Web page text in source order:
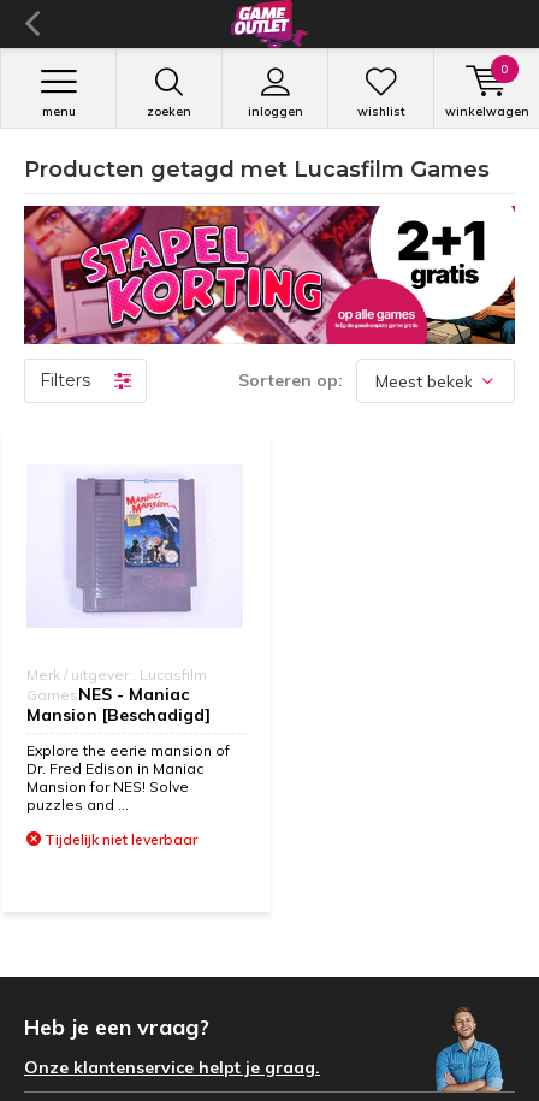
zoeken inloggen
menu wishlist winkelwagen
0
Producten getagd met Lucasfilm Games
Filters Sorteren op:
Merk / uitgever : Lucasfilm
GamesNES - Maniac
Mansion [Beschadigd]
Explore the eerie mansion of
Dr. Fred Edison in Maniac
Mansion for NES! Solve
puzzles and ...
Tijdelijk niet leverbaar
Heb je een vraag?
Onze klantenservice helpt je graag.